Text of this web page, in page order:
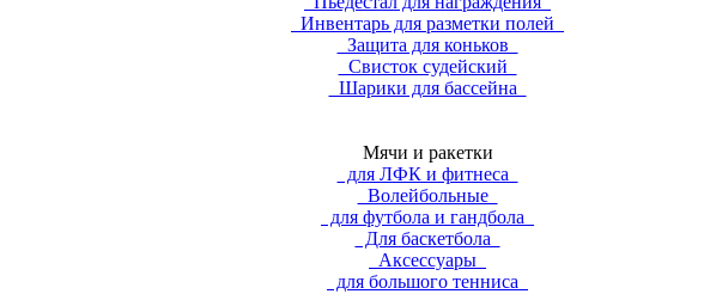
Инвентарь для разметки полей
Защита для коньков
Свисток судейский
Шарики для бассейна
Мячи и ракетки
для ЛФК и фитнеса
Волейбольные
для футбола и гандбола
Для баскетбола
Аксессуары
для большого тенниса